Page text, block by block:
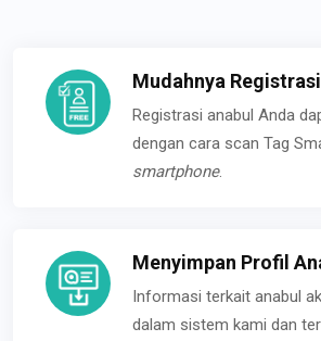
Mudahnya Registrasi
Registrasi anabul Anda
dengan cara scan Tag
smartphone.
Menyimpan Profil
Informasi terkait anabul
dalam sistem kami dan